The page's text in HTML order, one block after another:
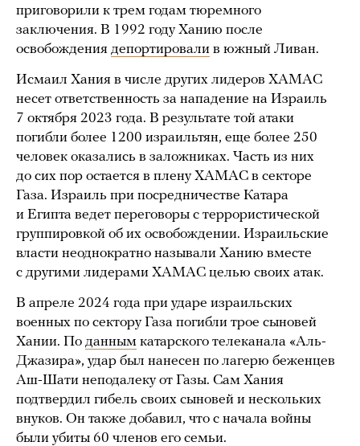
приговорили к трем годам тюремного
заключения. В 1992 году Ханию после
освобождения депортировали в южный Ливан.
Исмаил Хания в числе других лидеров ХАМАС
несет ответственность за нападение на Израиль
7 октября 2023 года. В результате той атаки
погибли более 1200 израильтян, еще более 250
человек оказались в заложниках. Часть из них
до сих пор остается в плену ХАМАС в секторе
Газа. Израиль при посредничестве Катара
и Египта ведет переговоры с террористической
группировкой об их освобождении. Израильские
власти неоднократно называли Ханию вместе
с другими лидерами ХАМАС целью своих атак.
В апреле 2024 года при ударе израильских
военных по сектору Газа погибли трое сыновей
Хании. По данным катарского телеканала «Аль-
Джазира», удар был нанесен по лагерю беженцев
Аш-Шати неподалеку от Газы. Сам Хания
подтвердил гибель своих сыновей и нескольких
внуков. Он также добавил, что с начала войны
были убиты 60 членов его семьи.